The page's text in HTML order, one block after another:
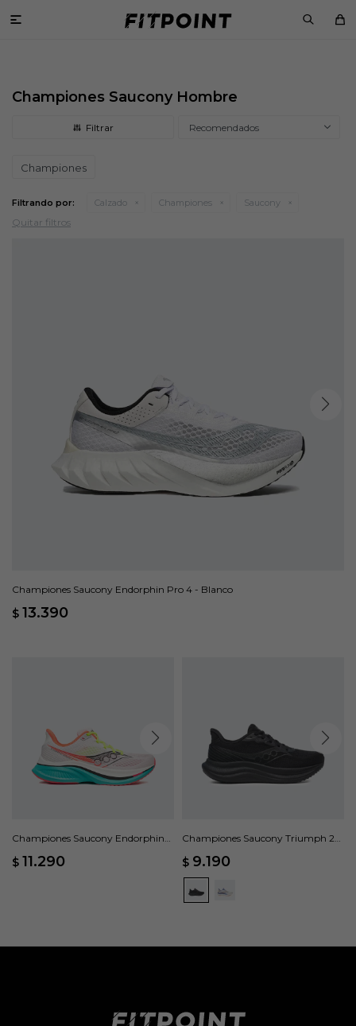

Championes Saucony Hombre
Recomendados
Championes
Filtrando por: Calzado Championes Saucony
Quitar filtros
Championes Saucony Endorphin Pro 4 - Blanco
$ 13.390
Championes Saucony Endorphin
$ 11.290
Championes Saucony Triumph 23
$ 9.190